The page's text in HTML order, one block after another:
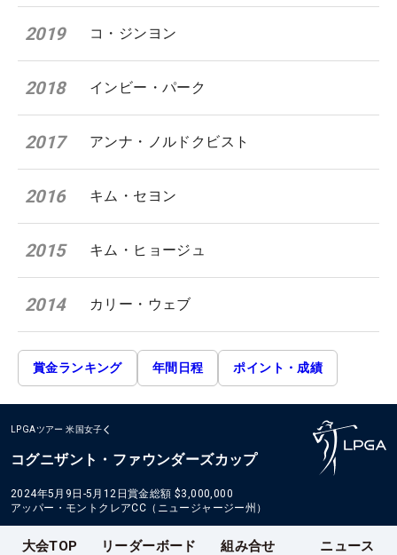
2019 コ・ジンヨン
2018 インビー・パーク
2017 アンナ・ノルドクビスト
2016 キム・セヨン
2015 キム・ヒョージュ
2014 カリー・ウェブ
賞金ランキング 年間日程 ポイント・成績
LPGAツアー 米国女子
コグニザント・ファウンダーズカップ
2024年5月9日-5月12日賞金総額 $3,000,000
アッパー・モントクレアCC（ニュージャージー州）
大会TOP リーダーボード 組み合せ ニュース